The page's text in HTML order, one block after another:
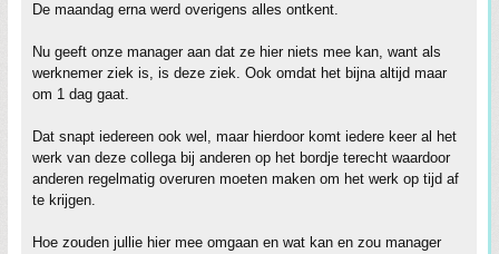
De maandag erna werd overigens alles ontkent.
Nu geeft onze manager aan dat ze hier niets mee kan, want als
werknemer ziek is, is deze ziek. Ook omdat het bijna altijd maar
om 1 dag gaat.
Dat snapt iedereen ook wel, maar hierdoor komt iedere keer al het
werk van deze collega bij anderen op het bordje terecht waardoor
anderen regelmatig overuren moeten maken om het werk op tijd af
te krijgen.
Hoe zouden jullie hier mee omgaan en wat kan en zou manager